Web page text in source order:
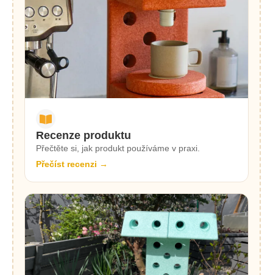
Recenze produktu
Přečtěte si, jak produkt používáme v praxi.
Přečíst recenzi →